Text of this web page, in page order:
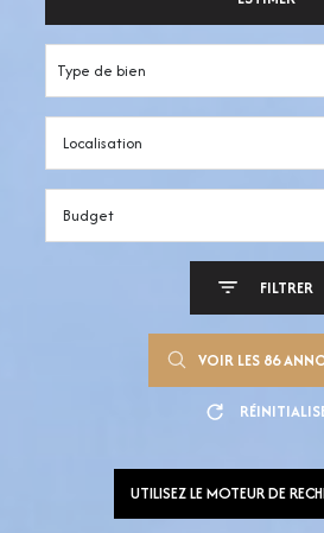
Type de bien
Budget
FILTRER
VOIR LES 86
UTILISEZ LE MOTEUR DE